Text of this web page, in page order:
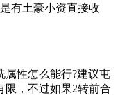
有土豪小资直接收
性怎么能行?建议屯
限，不过如果2转前合